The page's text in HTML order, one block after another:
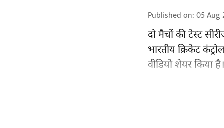
Published on:05 Aug
दो मैचों की टेस्ट
भारतीय क्रिकेट
वीडियो शेयर किया